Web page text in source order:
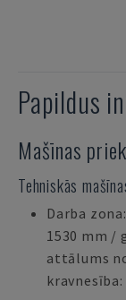
Papildus
Mašīnas
Tehniskās
Darba
1530 mm /
attālums
kravnesība: